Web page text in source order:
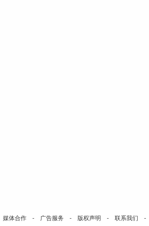
媒体合作 - 广告服务 - 版权声明 - 联系我们 -